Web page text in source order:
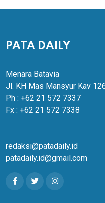
PATA DAILY
Menara Batavia
Jl. KH Mas Mansyur Kav
Ph : +62 21 572 7337
Fx : +62 21 572 7338
redaksi@patadaily.id
patadaily.id@gmail.com